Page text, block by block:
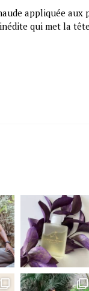
appliquée aux
qui met la